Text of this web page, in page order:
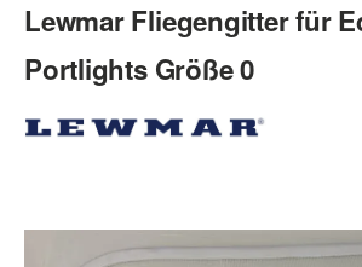
Lewmar Fliegengitter für
Portlights Größe 0